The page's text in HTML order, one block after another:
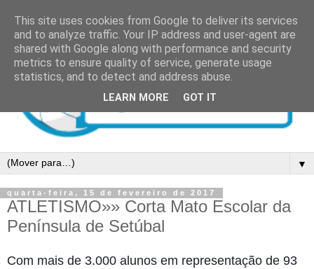
▼
quarta-feira, 15 de fevereiro de 2017
ATLETISMO»» Corta Mato Escolar da
Península de Setúbal
Com mais de 3.000 alunos em representação de 93
This site uses cookies from Google to deliver its services
and to analyze traffic. Your IP address and user-agent are
shared with Google along with performance and security
metrics to ensure quality of service, generate usage
statistics, and to detect and address abuse.
LEARN MORE GOT IT